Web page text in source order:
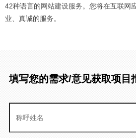
42种语言的网站建设服务。您将在互联网
业、真诚的服务。
填写您的需求/意见获取项目